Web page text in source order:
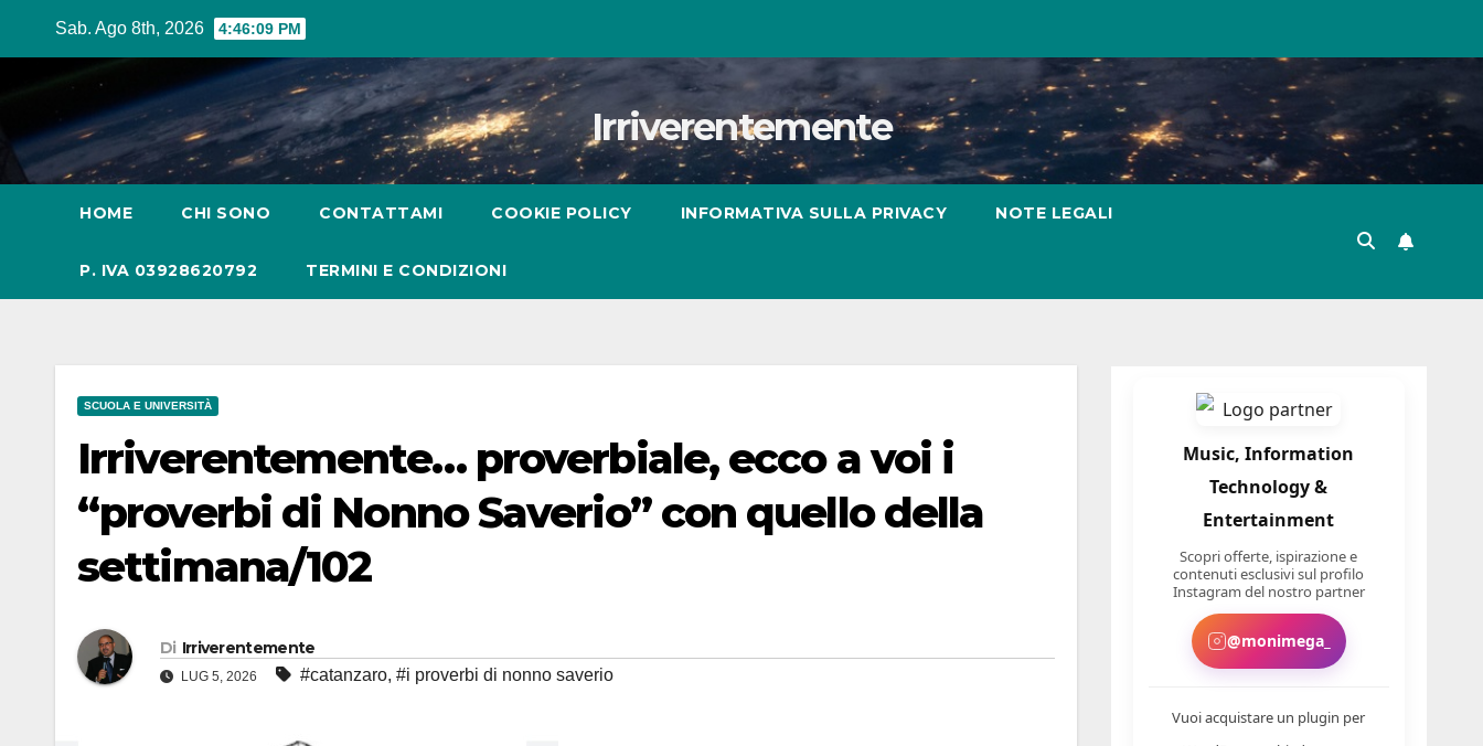
Sab. Ago 8th, 2026 4:46:10 PM
Irriverentemente
HOME CHI SONO CONTATTAMI COOKIE POLICY INFORMATIVA SULLA PRIVACY NOTE LEGALI
P. IVA 03928620792 TERMINI E CONDIZIONI
SCUOLA E UNIVERSITÀ
Irriverentemente… proverbiale, ecco a voi i
“proverbi di Nonno Saverio” con quello della
settimana/102
Di Irriverentemente
LUG 5, 2026 #catanzaro, #i proverbi di nonno saverio
Music, Information
Technology &
Entertainment
Scopri offerte, ispirazione e
contenuti esclusivi sul profilo
Instagram del nostro partner
@monimega_
Vuoi acquistare un plugin per